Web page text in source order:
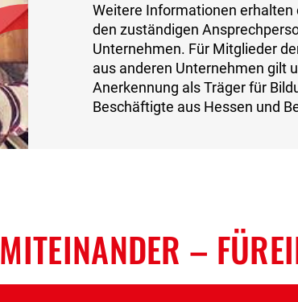
Weitere Informationen erhalten
den zuständigen
Unternehmen. Für Mitglieder
aus anderen Unternehmen gilt
Anerkennung als Träger für
Beschäftigte aus Hessen und
MITEINANDER –